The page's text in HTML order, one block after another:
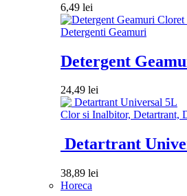
6,49 lei
Detergenti Geamuri
Detergent
24,49 lei
Clor si Inalbitor, Detartrant,
Detartrant
38,89 lei
Horeca